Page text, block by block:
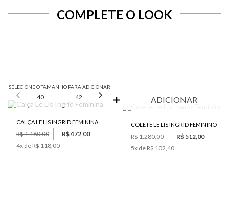
COMPLETE O LOOK
SELECIONE O TAMANHO PARA ADICIONAR
40 42 44
CALÇA LE LIS INGRID FEMININA
R$ 1.180,00
R$ 472,00
4x de R$ 118,00
ADICIONAR
COLETE LE LIS INGRID FEMININO
R$ 1.280,00
R$ 512,00
5x de R$ 102,40